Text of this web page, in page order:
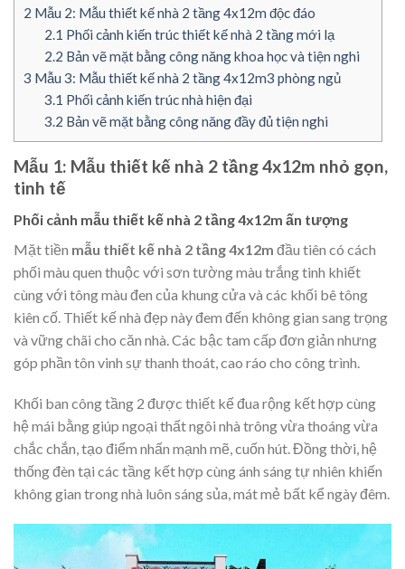
2 Mẫu 2: Mẫu thiết kế nhà 2 tầng 4x12m độc đáo
2.1 Phối cảnh kiến trúc thiết kế nhà 2 tầng mới lạ
2.2 Bản vẽ mặt bằng công năng khoa học và tiện nghi
3 Mẫu 3: Mẫu thiết kế nhà 2 tầng 4x12m3 phòng ngủ
3.1 Phối cảnh kiến trúc nhà hiện đại
3.2 Bản vẽ mặt bằng công năng đầy đủ tiện nghi
Mẫu 1: Mẫu thiết kế nhà 2 tầng 4x12m nhỏ gọn,
tinh tế
Phối cảnh mẫu thiết kế nhà 2 tầng 4x12m ấn tượng
Mặt tiền mẫu thiết kế nhà 2 tầng 4x12m đầu tiên có cách
phối màu quen thuộc với sơn tường màu trắng tinh khiết
cùng với tông màu đen của khung cửa và các khối bê tông
kiên cố. Thiết kế nhà đẹp này đem đến không gian sang trọng
và vững chãi cho căn nhà. Các bậc tam cấp đơn giản nhưng
góp phần tôn vinh sự thanh thoát, cao ráo cho công trình.
Khối ban công tầng 2 được thiết kế đua rộng kết hợp cùng
hệ mái bằng giúp ngoại thất ngôi nhà trông vừa thoáng vừa
chắc chắn, tạo điểm nhấn mạnh mẽ, cuốn hút. Đồng thời, hệ
thống đèn tại các tầng kết hợp cùng ánh sáng tự nhiên khiến
không gian trong nhà luôn sáng sủa, mát mẻ bất kể ngày đêm.